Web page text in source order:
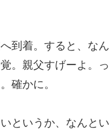
到着。すると、なん
。親父すげーよ。っ
確かに。
というか、なんとい